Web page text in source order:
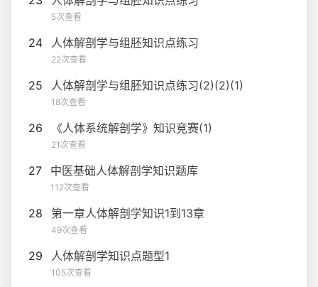
5次查看
24 人体解剖学与组胚知识点练习
22次查看
25 人体解剖学与组胚知识点练习(2)(2)(1)
18次查看
26 《人体系统解剖学》知识竞赛(1)
21次查看
27 中医基础人体解剖学知识题库
112次查看
28 第一章人体解剖学知识1到13章
49次查看
29 人体解剖学知识点题型1
105次查看